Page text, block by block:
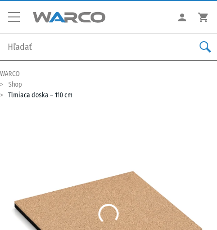
WARCO
Shop
Tlmiaca doska – 110 cm